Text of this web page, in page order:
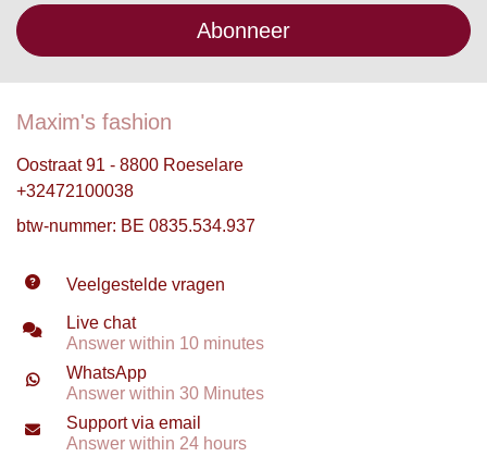
Abonneer
Maxim's fashion
Oostraat 91 - 8800 Roeselare
+32472100038
btw-nummer: BE 0835.534.937
Veelgestelde vragen
Live chat
Answer within 10 minutes
WhatsApp
Answer within 30 Minutes
Support via email
Answer within 24 hours